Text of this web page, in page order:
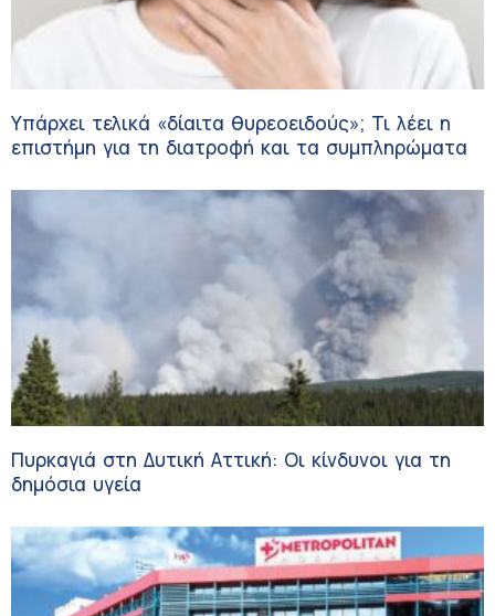
Υπάρχει τελικά «δίαιτα θυρεοειδούς»; Τι λέει η
επιστήμη για τη διατροφή και τα συμπληρώματα
Πυρκαγιά στη Δυτική Αττική: Οι κίνδυνοι για τη
δημόσια υγεία